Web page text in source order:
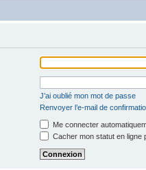
J’ai oublié mon mot de passe
Renvoyer l’e-mail de
Me connecter
Cacher mon statut en ligne